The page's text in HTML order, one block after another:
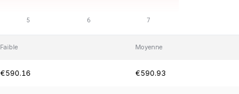
Faible Moyenne
€590.16 €590.93